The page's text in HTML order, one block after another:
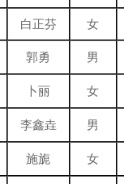
白正芬 女
郭勇 男
卜丽 女
李鑫垚 男
施旎 女